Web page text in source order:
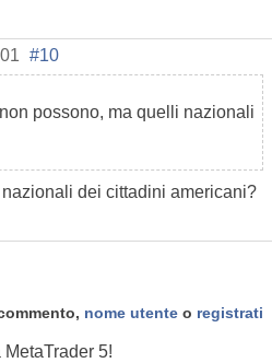
#10
possono, ma quelli nazionali
dei cittadini americani?
nome utente o registrati
MetaTrader 5!